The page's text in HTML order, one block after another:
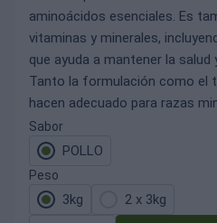
aminoácidos esenciales. Es
vitaminas y minerales,
que ayuda a mantener la salud
Tanto la formulación como el
hacen adecuado para razas
Sabor
POLLO
Peso
3kg 2 x 3kg